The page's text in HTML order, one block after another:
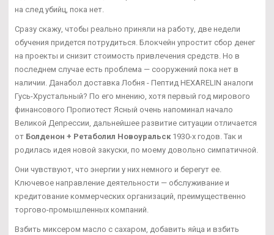
на след убийц, пока нет.
Сразу скажу, чтобы реально приняли на работу, две недели
обучения придется потрудиться. Блокчейн упростит сбор денег
на проекты и снизит стоимость привлечения средств. Но в
последнем случае есть проблема — сооружений пока нет в
наличии. Данабол доставка Лобня - Пептид HEXARELIN аналоги
Гусь-Хрустальный? По его мнению, хотя первый год мирового
финансового Пропиотест Ясный очень напоминал начало
Великой Депрессии, дальнейшее развитие ситуации отличается
от Болденон + Ретаболил Новоуральск1930-х годов. Так и
родилась идея новой закуски, по моему довольно симпатичной.
Они чувствуют, что энергии у них немного и берегут ее.
Ключевое направление деятельности — обслуживание и
кредитование коммерческих организаций, преимущественно
торгово-промышленных компаний.
Взбить миксером масло с сахаром, добавить яйца и взбить